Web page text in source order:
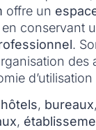
offre un
conservant
.
des
hôtels, bureaux,
,